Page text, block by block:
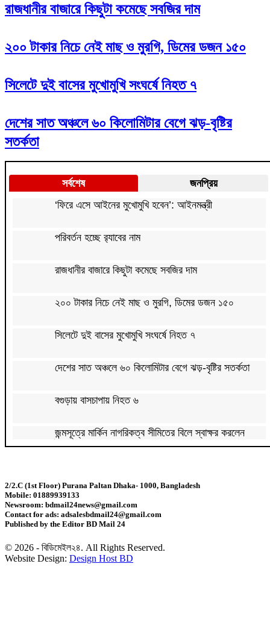
রাজধানীর বাজারে কিছুটা কমেছে সবজির দাম
২০০ টাকার নিচে নেই মাছ ও মুরগি, ডিমের ডজন ১৫০
সিলেটে দুই বাসের মুখোমুখি সংঘর্ষে নিহত ৭
দেশের সাত অঞ্চলে ৬০ কিলোমিটার বেগে ঝড়-বৃষ্টির
সতর্কতা
সর্বশেষ
জনপ্রিয়
‘ফিরে এসে আইনের মুখোমুখি হবেন’: আইনমন্ত্রী
পরিবর্তন হচ্ছে র‌্যাবের নাম
রাজধানীর বাজারে কিছুটা কমেছে সবজির দাম
২০০ টাকার নিচে নেই মাছ ও মুরগি, ডিমের ডজন ১৫০
সিলেটে দুই বাসের মুখোমুখি সংঘর্ষে নিহত ৭
দেশের সাত অঞ্চলে ৬০ কিলোমিটার বেগে ঝড়-বৃষ্টির সতর্কতা
বগুড়ায় বাসচাপায় নিহত ৬
জন্মসূত্রে মার্কিন নাগরিকত্ব সীমিতের বিলে স্বাক্ষর করলেন
ট্রাম্প
২৪ ঘণ্টায় ডেঙ্গু নিয়ে হাসপাতালে ভর্তি ৪৭১
ঢাকাসহ ১০ অঞ্চলে ঝড়বৃষ্টির আভাস
উন্নত দেশগুলোতে চাকরি হারানোর ঝুঁকি তিন গুণ বেশি :
2/2.C (1st Floor) Purana Paltan Dhaka- 1000, Bangladesh
Mobile: 01889939133
Newsroom: bdmail24news@gmail.com
Contact for ads: adsalesbdmail24@gmail.com
Published by the Editor BD Mail 24
© 2026 - বিডিমেইল২৪. All Rights Reserved.
Website Design: Design Host BD